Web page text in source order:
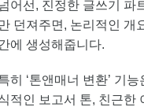
어선, 진정한 글쓰기 파
던져주면, 논리적인 개
에 생성해줍니다.
히 ‘톤앤매너 변환’ 기
적인 보고서 톤, 친근한